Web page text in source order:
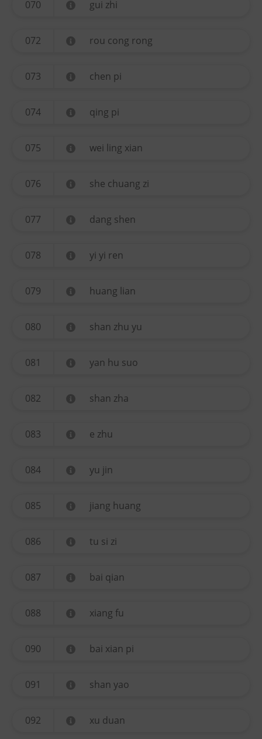
070 gui zhi
072 rou cong rong
073 chen pi
074 qing pi
075 wei ling xian
076 she chuang zi
077 dang shen
078 yi yi ren
079 huang lian
080 shan zhu yu
081 yan hu suo
082 shan zha
083 e zhu
084 yu jin
085 jiang huang
086 tu si zi
087 bai qian
088 xiang fu
090 bai xian pi
091 shan yao
092 xu duan